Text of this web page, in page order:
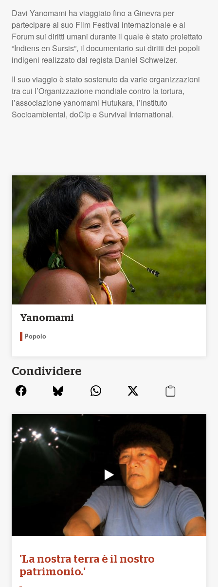
Davi Yanomami ha viaggiato fino a Ginevra per
partecipare al suo Film Festival internazionale e al
Forum sui diritti umani durante il quale è stato proiettato
“Indiens en Sursis”, il documentario sui diritti dei popoli
indigeni realizzato dal regista Daniel Schweizer.
Il suo viaggio è stato sostenuto da varie organizzazioni
tra cui l’Organizzazione mondiale contro la tortura,
l’associazione yanomami Hutukara, l’Instituto
Socioambiental, doCip e Survival International.
Yanomami
Popolo
Condividere
'La nostra terra è il nostro
patrimonio.'